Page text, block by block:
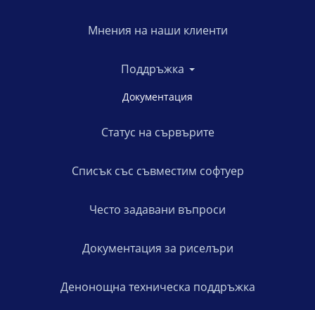
Мнения на наши клиенти
Поддръжка
Документация
Статус на сървърите
Списък със съвместим софтуер
Често задавани въпроси
Документация за риселъри
Денонощна техническа поддръжка